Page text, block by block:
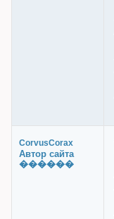
CorvusCorax
Автор сайта
������